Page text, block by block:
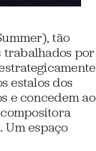
tão
trabalhados por
estalos dos
e concedem ao
Um espaço